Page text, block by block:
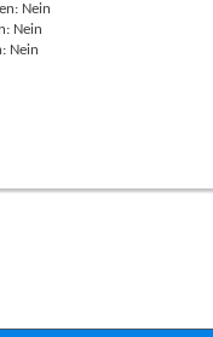
Nein
Nein
Nein